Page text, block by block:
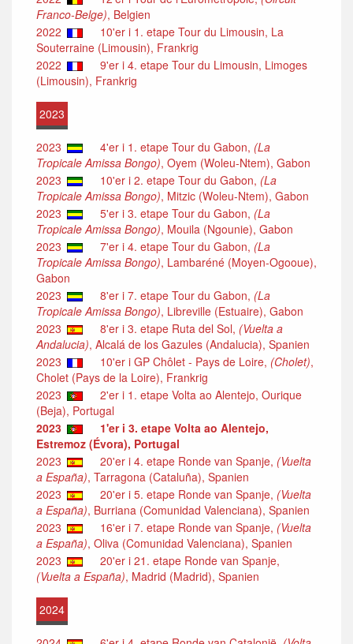
Franco-Belge), Belgien
2022
10'er i 1. etape Tour du Limousin, La
Souterraine (Limousin), Frankrig
2022
9'er i 4. etape Tour du Limousin, Limoges
(Limousin), Frankrig
2023
2023 4'er i 1. etape Tour du Gabon, (La
Tropicale Amissa Bongo), Oyem (Woleu-Ntem), Gabon
2023
10'er i 2. etape Tour du Gabon, (La
Tropicale Amissa Bongo), Mitzic (Woleu-Ntem), Gabon
2023
5'er i 3. etape Tour du Gabon, (La
Tropicale Amissa Bongo), Mouila (Ngounie), Gabon
2023
7'er i 4. etape Tour du Gabon, (La
Tropicale Amissa Bongo), Lambaréné (Moyen-Ogooue),
Gabon
2023
8'er i 7. etape Tour du Gabon, (La
Tropicale Amissa Bongo), Libreville (Estuaire), Gabon
2023
8'er i 3. etape Ruta del Sol, (Vuelta a
Andalucia), Alcalá de los Gazules (Andalucia), Spanien
2023
10'er i GP Chôlet - Pays de Loire, (Cholet),
Cholet (Pays de la Loire), Frankrig
2023
2'er i 1. etape Volta ao Alentejo, Ourique
(Beja), Portugal
2023
1'er i 3. etape Volta ao Alentejo,
Estremoz (Évora), Portugal
2023
20'er i 4. etape Ronde van Spanje, (Vuelta
a España), Tarragona (Cataluña), Spanien
2023
20'er i 5. etape Ronde van Spanje, (Vuelta
a España), Burriana (Comunidad Valenciana), Spanien
2023
16'er i 7. etape Ronde van Spanje, (Vuelta
a España), Oliva (Comunidad Valenciana), Spanien
2023
20'er i 21. etape Ronde van Spanje,
(Vuelta a España), Madrid (Madrid), Spanien
2024